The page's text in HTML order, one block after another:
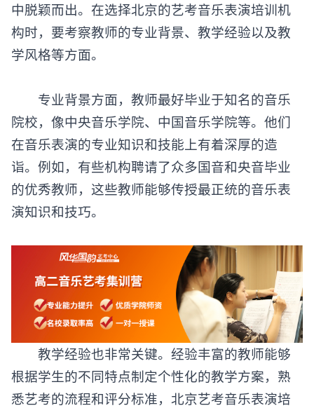
中脱颖而出。在选择北京的艺考音乐表演培训机
构时，要考察教师的专业背景、教学经验以及教
学风格等方面。
专业背景方面，教师最好毕业于知名的音乐
院校，像中央音乐学院、中国音乐学院等。他们
在音乐表演的专业知识和技能上有着深厚的造
诣。例如，有些机构聘请了众多国音和央音毕业
的优秀教师，这些教师能够传授最正统的音乐表
演知识和技巧。
教学经验也非常关键。经验丰富的教师能够
根据学生的不同特点制定个性化的教学方案，熟
悉艺考的流程和评分标准， 北京艺考音乐表演培